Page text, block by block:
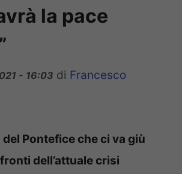
la pace
- 16:03 di Francesco
Pontefice che ci va giù
dell’attuale crisi